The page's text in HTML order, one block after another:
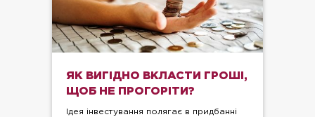
ЯК ВИГІДНО ВКЛАСТИ ГРОШІ,
ЩОБ НЕ ПРОГОРІТИ?
Ідея інвестування полягає в придбанні